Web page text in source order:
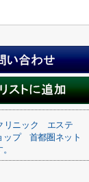
リニック
エステ
ップ
首都圏ネット